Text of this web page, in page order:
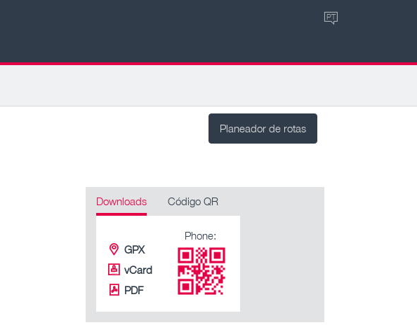
PT
Planeador de rotas
Downloads Código QR
GPX
vCard
PDF
Phone: